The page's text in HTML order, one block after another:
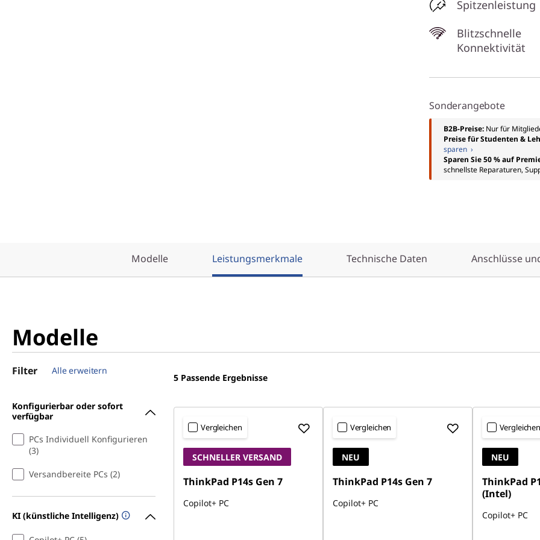
Spitzenleistung
Blitzschnelle
Konnektivität
Sonderangebote
B2B-Preise: Nur für
Preise für Studenten &
sparen ›
Sparen Sie 50 % auf
schnellste Reparaturen,
Modelle Leistungsmerkmale Technische Daten Anschlüsse
Modelle
Filter Alle erweitern
Konfigurierbar oder sofort
verfügbar
PCs Individuell Konfigurieren
(3)
Versandbereite PCs (2)
KI (künstliche Intelligenz)
5 Passende Ergebnisse
Vergleichen
SCHNELLER VERSAND
ThinkPad P14s Gen 7
Copilot+ PC
Vergleichen
NEU
ThinkPad P14s Gen 7
Copilot+ PC
NEU
ThinkPad
(Intel)
Copilot+ PC